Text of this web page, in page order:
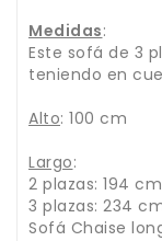
Medidas:
Este sofá de 3
teniendo en
Alto: 100 cm
Largo:
2 plazas: 194 cm
3 plazas: 234
Sofá Chaise